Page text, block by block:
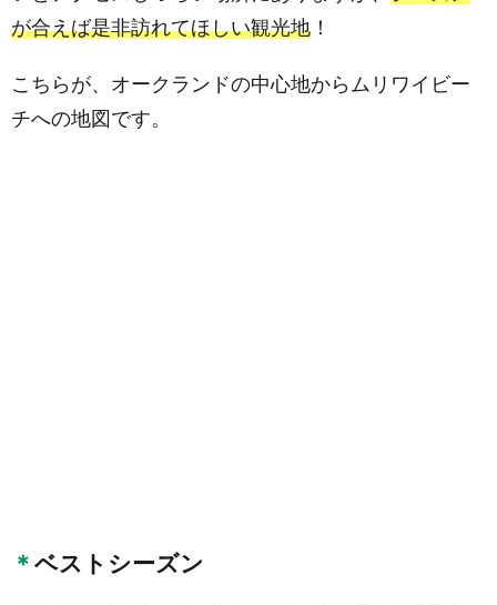
が合えば是非訪れてほしい観光地 ！
こちらが、オークランドの中心地からムリワイビー
チへの地図です。
ベストシーズン